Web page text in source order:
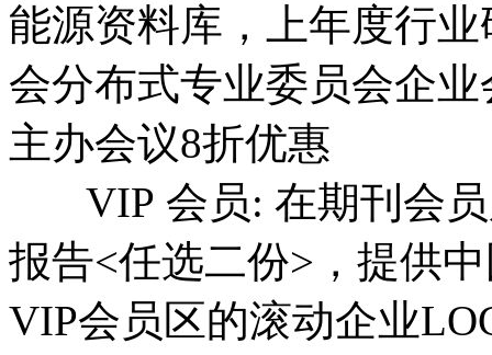
能源资料库，上年度行
会分布式专业委员会企
主办会议8折优惠
VIP 会员: 在期刊会员
报告<任选二份>，提供
VIP会员区的滚动企业